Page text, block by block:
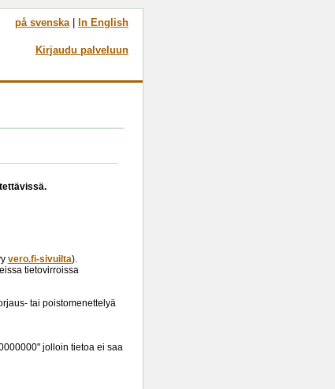
på svenska| In English
Kirjaudu palveluun
vero.fi-sivuilta).
tietovirroissa
tai poistomenettelyä
jolloin tietoa ei saa